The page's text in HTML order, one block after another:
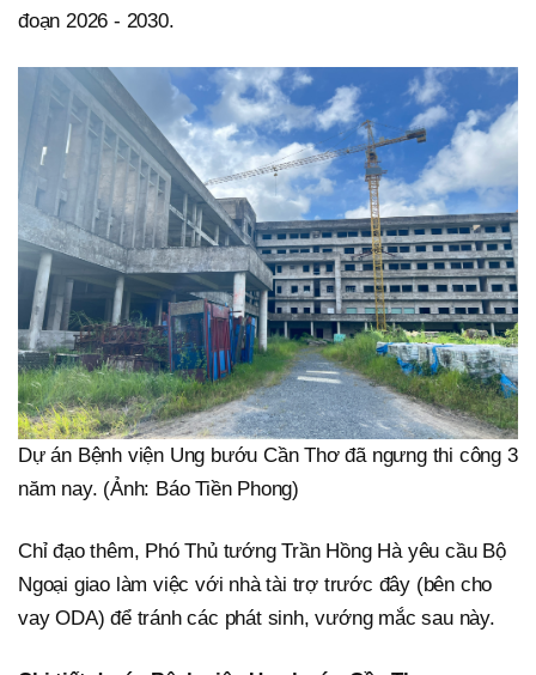
đoạn 2026 - 2030.
Dự án Bệnh viện Ung bướu Cần Thơ đã ngưng thi công 3
năm nay. (Ảnh: Báo Tiền Phong)
Chỉ đạo thêm, Phó Thủ tướng Trần Hồng Hà yêu cầu Bộ
Ngoại giao làm việc với nhà tài trợ trước đây (bên cho
vay ODA) để tránh các phát sinh, vướng mắc sau này.